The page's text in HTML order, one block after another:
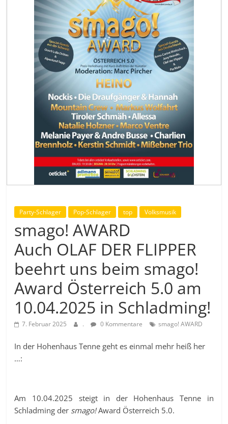
Party-Schlager Pop-Schlager top Volksmusik
smago! AWARD
Auch OLAF DER FLIPPER
beehrt uns beim smago!
Award Österreich 5.0 am
10.04.2025 in Schladming!
7. Februar 2025 . 0 Kommentare smago! AWARD
In der Hohenhaus Tenne geht es einmal mehr heiß her
…:
Am 10.04.2025 steigt in der Hohenhaus Tenne in
Schladming der smago!Award Österreich 5.0.